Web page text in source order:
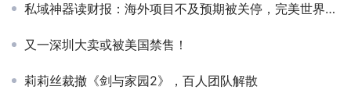
私域神器读财报：海外项目不及预期被关停，完美世界Q2净亏损2亿元
又一深圳大卖或被美国禁售！
莉莉丝裁撤《剑与家园2》，百人团队解散